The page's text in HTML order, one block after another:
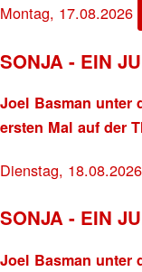
Montag, 17.08.2026
SONJA - EIN
Joel Basman unter
ersten Mal auf der
Dienstag, 18.08.2026
SONJA - EIN
Joel Basman unter